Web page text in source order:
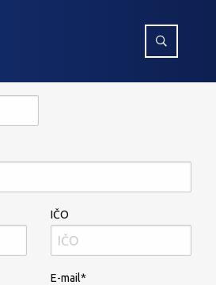
IČO
E-mail*